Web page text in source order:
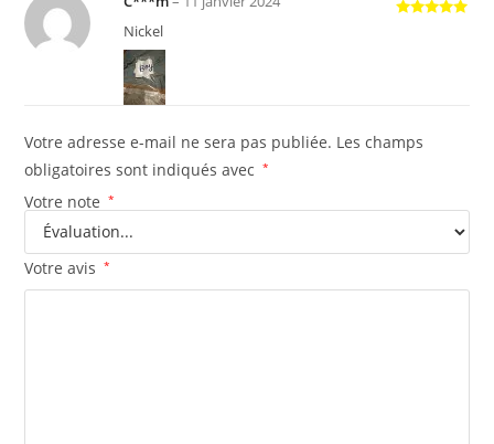
Nickel
Votre adresse e-mail ne sera pas publiée. Les champs
obligatoires sont indiqués avec
*
Votre note *
Votre avis *